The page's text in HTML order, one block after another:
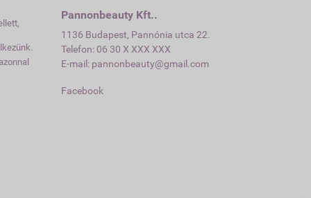
Pannonbeauty Kft..
1136 Budapest, Pannónia utca 22.
Telefon: 06 30 X XXX XXX
E-mail: pannonbeauty@gmail.com
Facebook